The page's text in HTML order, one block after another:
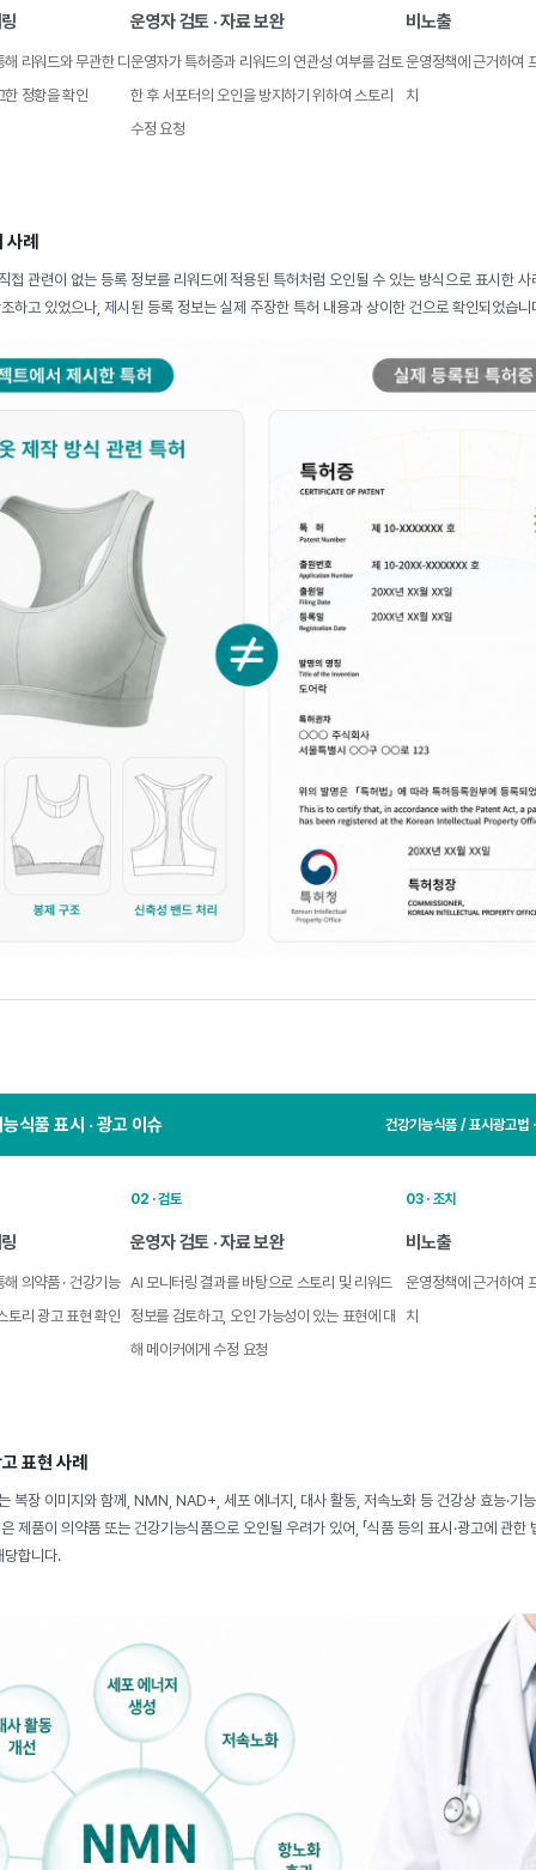
리워드와 무관한 디
정황을 확인
운영자 검토 · 자료 보완
운영자가 특허증과 리워드의 연관성 여부를 검토
한 후 서포터의 오인을 방지하기 위하여 스토리
수정 요청
비노출
운영정책에 근거하여
치
사례
접 관련이 없는 등록 정보를 리워드에 적용된 특허처럼 오인될 수 있는 방식으로 표시한
하고 있었으나, 제시된 등록 정보는 실제 주장한 특허 내용과 상이한 건으로 확인되었습니
식품 표시 · 광고 이슈 건강기능식품 / 표시광고법
의약품 · 건강기능
토리 광고 표현 확인
02 · 검토
운영자 검토 · 자료 보완
AI 모니터링 결과를 바탕으로 스토리 및 리워드
정보를 검토하고, 오인 가능성이 있는 표현에 대
해 메이커에게 수정 요청
03 · 조치
비노출
운영정책에 근거하여
치
표현 사례
복장 이미지와 함께, NMN, NAD+, 세포 에너지, 대사 활동, 저속노화 등 건강상 효능·기
제품이 의약품 또는 건강기능식품으로 오인될 우려가 있어, 「식품 등의 표시·광고에 관한
당합니다.